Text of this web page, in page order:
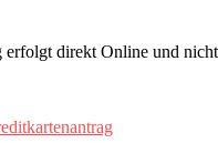
direkt Online und nicht